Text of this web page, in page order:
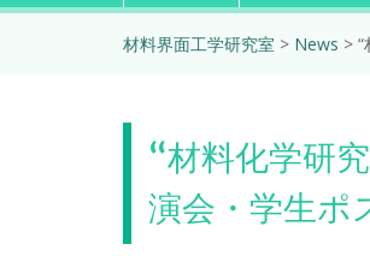
材料界面工学研究室 > News >
“材料化学研
演会・学生ポ